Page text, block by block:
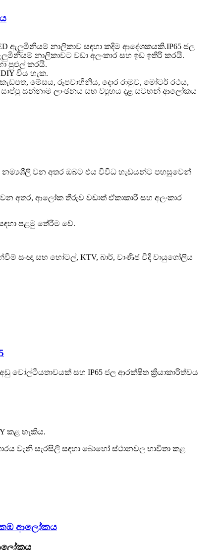
ඇලුමිනියම් නාලිකාව සඳහා කදිම ආදේශකයකි.IP65 ජල
නාලිකාවට වඩා අලංකාර සහ ඉඩ ඉතිරි කරයි.
පුළුල් කරයි.
විය හැක.
මේසය, රූපවාහිනිය, දොර රාමුව, මෝටර් රථය,
සන්නාම ලාංඡනය සහ ව්‍යුහය දළ සටහන් ආලෝකය
වන අතර ඔබට එය විවිධ හැඩයන්ට පහසුවෙන්
වන අතර, ආලෝක තීරුව වඩාත් ඒකාකාරී සහ අලංකාර
පළමු තේරීම වේ.
සංඥා සහ හෝටල්, KTV, බාර්, වාණිජ වීදි වායුගෝලීය
සහ IP65 ජල ආරක්ෂිත ක්‍රියාකාරිත්වය
කළ හැකිය.
වැනි සැරසිලි සඳහා බොහෝ ස්ථානවල භාවිතා කළ
කඹ ආලෝකය